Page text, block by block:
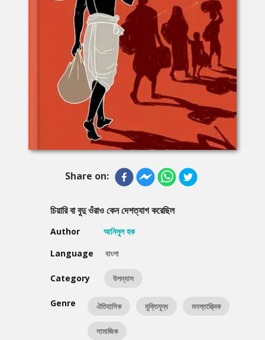
Share on:
চিয়ারি বা বুদু ওঁরাও কেন দেশত্যাগ করেছিল
Author
আনিসুল হক
Language
বাংলা
Category উপন্যাস
Genre ঐতিহাসিক মুক্তিযুদ্ধ মনস্তাত্ত্বিক
সামাজিক